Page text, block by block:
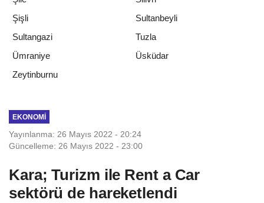
Şişli
Sultanbeyli
Sultangazi
Tuzla
Ümraniye
Üsküdar
Zeytinburnu
EKONOMI
Yayınlanma: 26 Mayıs 2022 - 20:24
Güncelleme: 26 Mayıs 2022 - 23:00
Kara; Turizm ile Rent a Car
sektörü de hareketlendi